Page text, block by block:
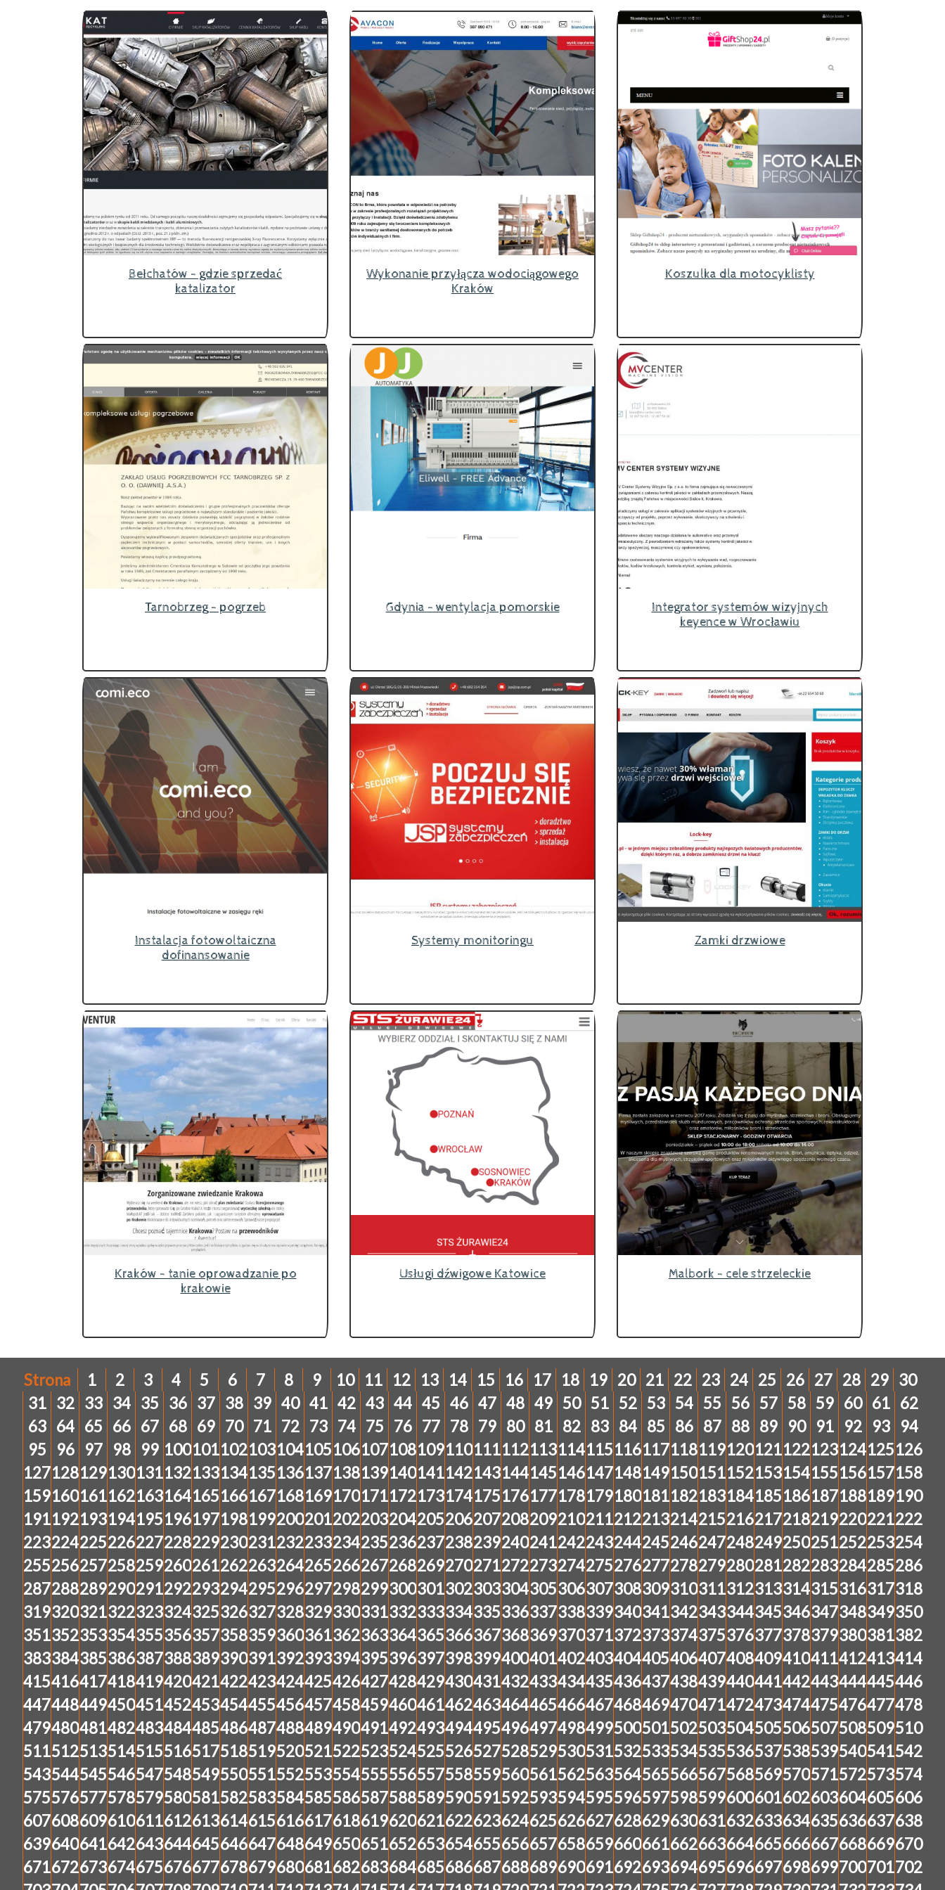
Bełchatów - gdzie sprzedać
katalizator
Wykonanie przyłącza wodociągowego
Kraków
Koszulka dla motocyklisty
Tarnobrzeg - pogrzeb Gdynia - wentylacja pomorskie
Integrator systemów wizyjnych
keyence w Wrocławiu
Instalacja fotowoltaiczna
dofinansowanie
Systemy monitoringu Zamki drzwiowe
Kraków - tanie oprowadzanie po
krakowie
Usługi dźwigowe Katowice Malbork - cele strzeleckie
Strona 1 2 3 4 5 6 7 8 9 10 11 12 13 14 15 16 17 18 19 20 21 22 23 24 25 26 27 28 29 30
31 32 33 34 35 36 37 38 39 40 41 42 43 44 45 46 47 48 49 50 51 52 53 54 55 56 57 58 59 60 61 62
63 64 65 66 67 68 69 70 71 72 73 74 75 76 77 78 79 80 81 82 83 84 85 86 87 88 89 90 91 92 93
94
95
96 97 98 99 100101102103104105106107108109110111112113114115116117118119120121122123124125126
127128129130131132133134135136137138139140141142143144145146147148149150151152153154155156157158
159160161162163164165166167168169170171172173174175176177178179180181182183184185186187188189190
191192193194195196197198199200201202203204205206207208209210211212213214215216217218219220221222
223224225226227228229230231232233234235236237238239240241242243244245246247248249250251252253254
255256257258259260261262263264265266267268269270271272273274275276277278279280281282283284285286
287288289290291292293294295296297298299300301302303304305306307308309310311312313314315316317318
319320321322323324325326327328329330331332333334335336337338339340341342343344345346347348349350
351352353354355356357358359360361362363364365366367368369370371372373374375376377378379380381382
383384385386387388389390391392393394395396397398399400401402403404405406407408409410411412413414
415416417418419420421422423424425426427428429430431432433434435436437438439440441442443444445446
447448449450451452453454455456457458459460461462463464465466467468469470471472473474475476477478
479480481482483484485486487488489490491492493494495496497498499500501502503504505506507508509510
511512513514515516517518519520521522523524525526527528529530531532533534535536537538539540541542
543544545546547548549550551552553554555556557558559560561562563564565566567568569570571572573574
575576577578579580581582583584585586587588589590591592593594595596597598599600601602603604605606
607608609610611612613614615616617618619620621622623624625626627628629630631632633634635636637638
639640641642643644645646647648649650651652653654655656657658659660661662663664665666667668669670
671672673674675676677678679680681682683684685686687688689690691692693694695696697698699700701702